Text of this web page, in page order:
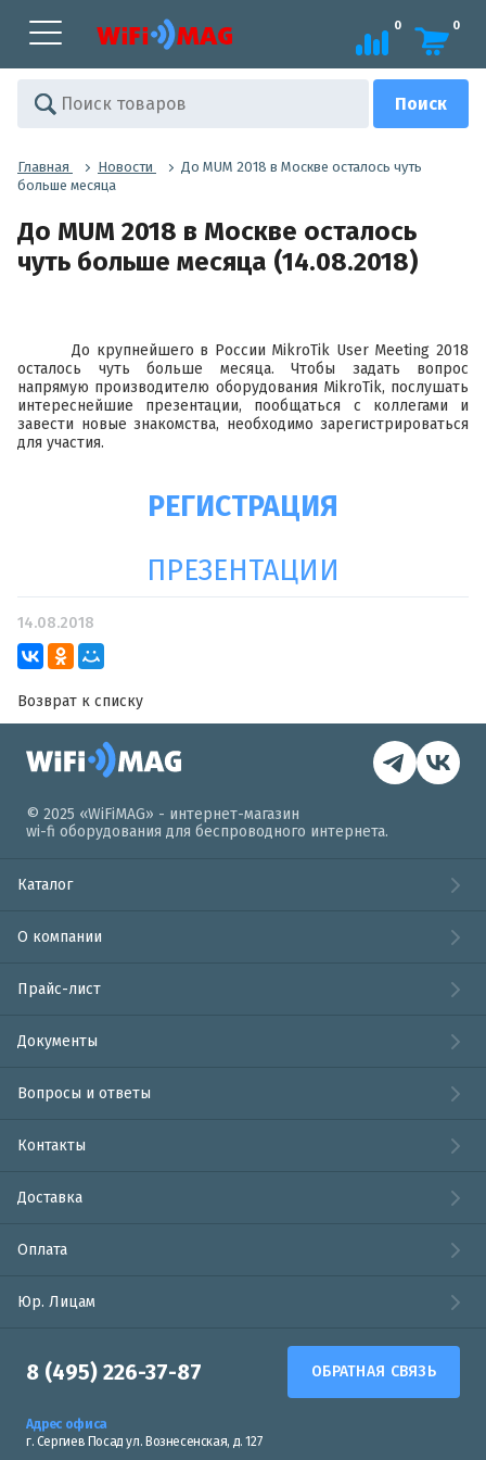
0 0
Главная Новости
До MUM 2018 в Москве осталось чуть
больше месяца
До MUM 2018 в Москве осталось
чуть больше месяца (14.08.2018)
До крупнейшего в России MikroTik User Meeting 2018
осталось чуть больше месяца. Чтобы задать вопрос
напрямую производителю оборудования MikroTik, послушать
интереснейшие презентации, пообщаться с коллегами и
завести новые знакомства, необходимо зарегистрироваться
для участия.
РЕГИСТРАЦИЯ
ПРЕЗЕНТАЦИИ
14.08.2018
Возврат к списку
© 2025 «WiFiMAG» - интернет-магазин
wi-fi оборудования для беспроводного интернета.
Каталог
О компании
Прайс-лист
Документы
Вопросы и ответы
Контакты
Доставка
Оплата
Юр. Лицам
8 (495) 226-37-87 ОБРАТНАЯ СВЯЗЬ
Адрес офиса
г. Сергиев Посад ул. Вознесенская, д. 127